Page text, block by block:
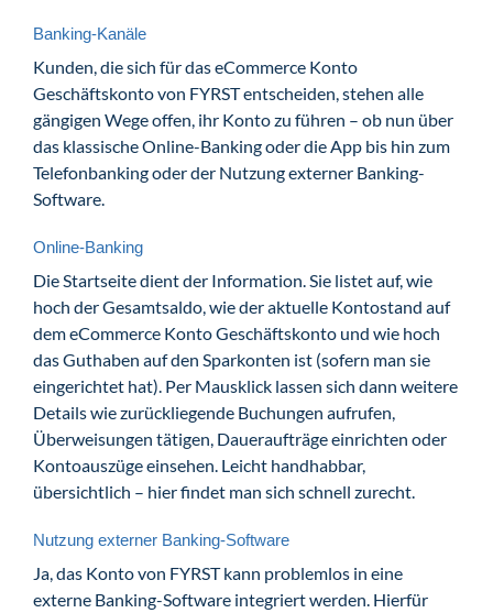
Banking-Kanäle
Kunden, die sich für das eCommerce Konto
Geschäftskonto von FYRST entscheiden, stehen alle
gängigen Wege offen, ihr Konto zu führen – ob nun über
das klassische Online-Banking oder die App bis hin zum
Telefonbanking oder der Nutzung externer Banking-
Software.
Online-Banking
Die Startseite dient der Information. Sie listet auf, wie
hoch der Gesamtsaldo, wie der aktuelle Kontostand auf
dem eCommerce Konto Geschäftskonto und wie hoch
das Guthaben auf den Sparkonten ist (sofern man sie
eingerichtet hat). Per Mausklick lassen sich dann weitere
Details wie zurückliegende Buchungen aufrufen,
Überweisungen tätigen, Daueraufträge einrichten oder
Kontoauszüge einsehen. Leicht handhabbar,
übersichtlich – hier findet man sich schnell zurecht.
Nutzung externer Banking-Software
Ja, das Konto von FYRST kann problemlos in eine
externe Banking-Software integriert werden. Hierfür